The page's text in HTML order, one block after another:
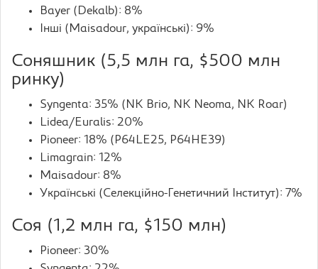
Bayer (Dekalb): 8%
Інші (Maisadour, українські): 9%
Соняшник (5,5 млн га, $500 млн
ринку)
Syngenta: 35% (NK Brio, NK Neoma, NK Roar)
Lidea/Euralis: 20%
Pioneer: 18% (P64LE25, P64HE39)
Limagrain: 12%
Maisadour: 8%
Українські (Селекційно-Генетичний Інститут): 7%
Соя (1,2 млн га, $150 млн)
Pioneer: 30%